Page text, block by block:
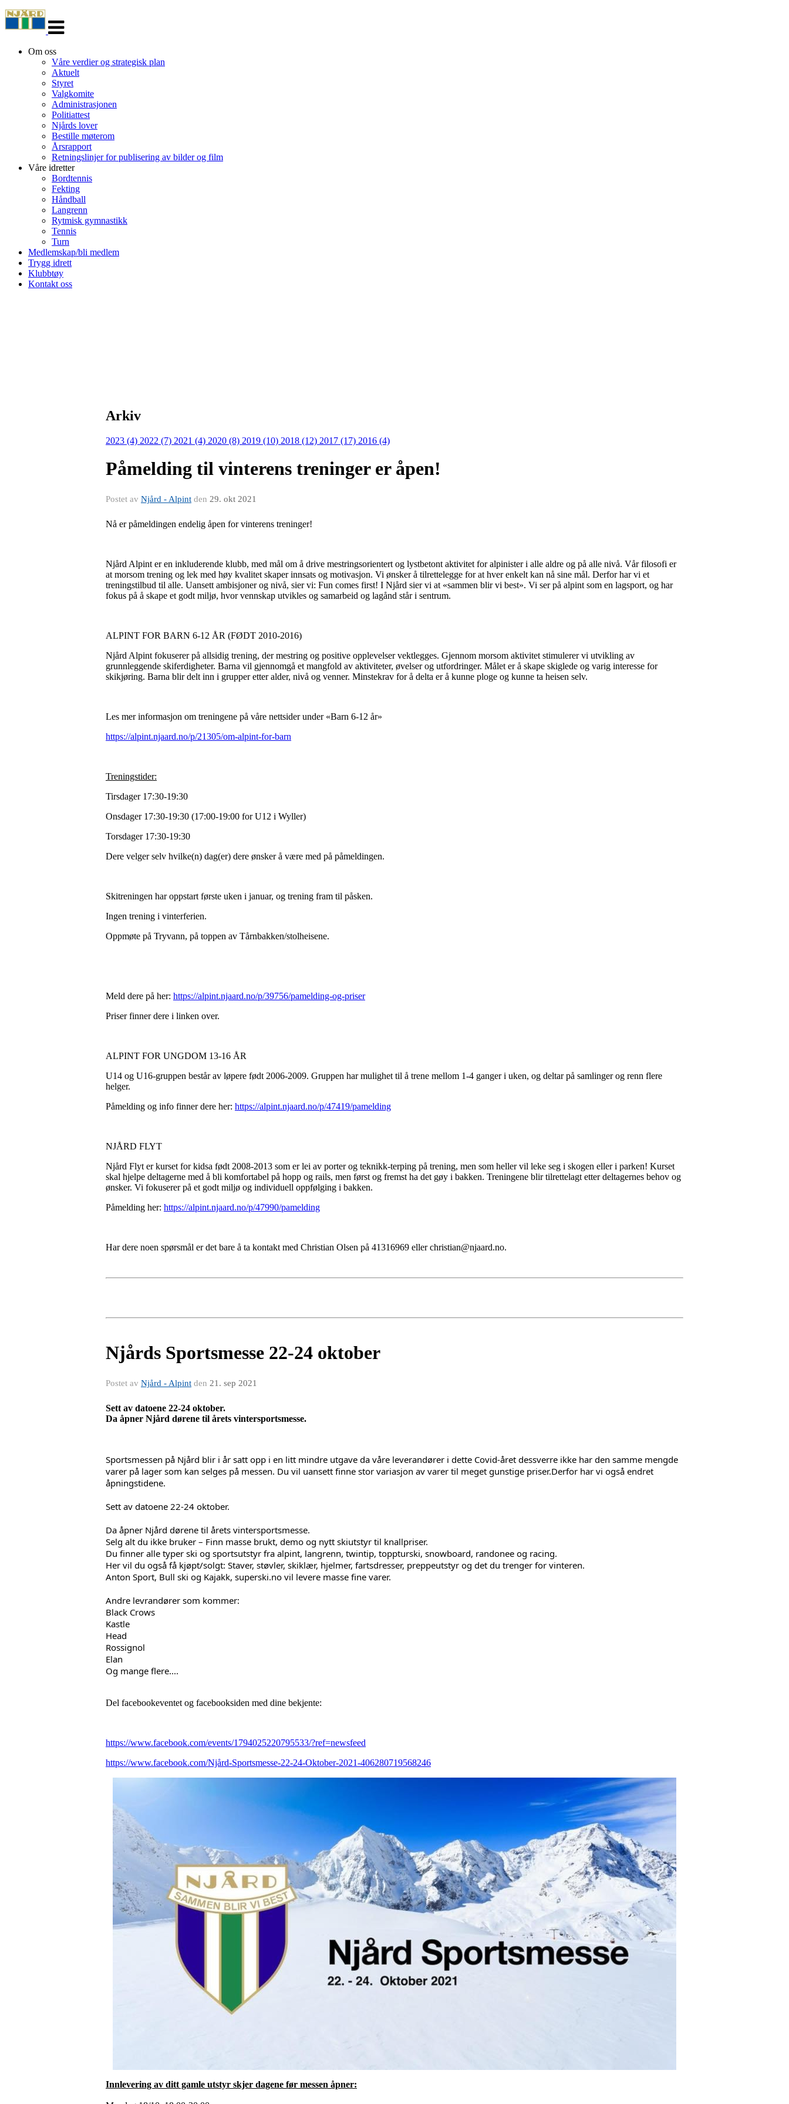
navigasjon
Om oss
Våre verdier og strategisk plan
Aktuelt
Styret
Valgkomite
Administrasjonen
Politiattest
Njårds lover
Bestille møterom
Årsrapport
Retningslinjer for publisering av bilder og film
Våre idretter
Bordtennis
Fekting
Håndball
Langrenn
Rytmisk gymnastikk
Tennis
Turn
Medlemskap/bli medlem
Trygg idrett
Klubbtøy
Kontakt oss
Arkiv
2023 (4) 2022 (7) 2021 (4) 2020 (8) 2019 (10) 2018 (12) 2017 (17) 2016 (4)
Påmelding til vinterens treninger er åpen!
Postet av Njård - Alpint den 29. okt 2021
Nå er påmeldingen endelig åpen for vinterens treninger!
Njård Alpint er en inkluderende klubb, med mål om å drive mestringsorientert og lystbetont aktivitet for alpinister i alle aldre og på alle nivå. Vår filosofi er
at morsom trening og lek med høy kvalitet skaper innsats og motivasjon. Vi ønsker å tilrettelegge for at hver enkelt kan nå sine mål. Derfor har vi et
treningstilbud til alle. Uansett ambisjoner og nivå, sier vi: Fun comes first! I Njård sier vi at «sammen blir vi best». Vi ser på alpint som en lagsport, og har
fokus på å skape et godt miljø, hvor vennskap utvikles og samarbeid og lagånd står i sentrum.
ALPINT FOR BARN 6-12 ÅR (FØDT 2010-2016)
Njård Alpint fokuserer på allsidig trening, der mestring og positive opplevelser vektlegges. Gjennom morsom aktivitet stimulerer vi utvikling av
grunnleggende skiferdigheter. Barna vil gjennomgå et mangfold av aktiviteter, øvelser og utfordringer. Målet er å skape skiglede og varig interesse for
skikjøring. Barna blir delt inn i grupper etter alder, nivå og venner. Minstekrav for å delta er å kunne ploge og kunne ta heisen selv.
Les mer informasjon om treningene på våre nettsider under «Barn 6-12 år»
https://alpint.njaard.no/p/21305/om-alpint-for-barn
Treningstider:
Tirsdager 17:30-19:30
Onsdager 17:30-19:30 (17:00-19:00 for U12 i Wyller)
Torsdager 17:30-19:30
Dere velger selv hvilke(n) dag(er) dere ønsker å være med på påmeldingen.
Skitreningen har oppstart første uken i januar, og trening fram til påsken.
Ingen trening i vinterferien.
Oppmøte på Tryvann, på toppen av Tårnbakken/stolheisene.
Meld dere på her: https://alpint.njaard.no/p/39756/pamelding-og-priser
Priser finner dere i linken over.
ALPINT FOR UNGDOM 13-16 ÅR
U14 og U16-gruppen består av løpere født 2006-2009. Gruppen har mulighet til å trene mellom 1-4 ganger i uken, og deltar på samlinger og renn flere
helger.
Påmelding og info finner dere her: https://alpint.njaard.no/p/47419/pamelding
NJÅRD FLYT
Njård Flyt er kurset for kidsa født 2008-2013 som er lei av porter og teknikk-terping på trening, men som heller vil leke seg i skogen eller i parken! Kurset
skal hjelpe deltagerne med å bli komfortabel på hopp og rails, men først og fremst ha det gøy i bakken. Treningene blir tilrettelagt etter deltagernes behov og
ønsker. Vi fokuserer på et godt miljø og individuell oppfølging i bakken.
Påmelding her: https://alpint.njaard.no/p/47990/pamelding
Har dere noen spørsmål er det bare å ta kontakt med Christian Olsen på 41316969 eller christian@njaard.no.
Njårds Sportsmesse 22-24 oktober
Postet av Njård - Alpint den 21. sep 2021
Sett av datoene 22-24 oktober.
Da åpner Njård dørene til årets vintersportsmesse.
Sportsmessen på Njård blir i år satt opp i en litt mindre utgave da våre leverandører i dette Covid-året dessverre ikke har den samme mengde
varer på lager som kan selges på messen. Du vil uansett finne stor variasjon av varer til meget gunstige priser.Derfor har vi også endret
åpningstidene.
Sett av datoene 22-24 oktober.
Da åpner Njård dørene til årets vintersportsmesse.
Selg alt du ikke bruker – Finn masse brukt, demo og nytt skiutstyr til knallpriser.
Du finner alle typer ski og sportsutstyr fra alpint, langrenn, twintip, toppturski, snowboard, randonee og racing.
Her vil du også få kjøpt/solgt: Staver, støvler, skiklær, hjelmer, fartsdresser, preppeutstyr og det du trenger for vinteren.
Anton Sport, Bull ski og Kajakk, superski.no vil levere masse fine varer.
Andre levrandører som kommer:
Black Crows
Kastle
Head
Rossignol
Elan
Og mange flere....
Del facebookeventet og facebooksiden med dine bekjente:
https://www.facebook.com/events/1794025220795533/?ref=newsfeed
https://www.facebook.com/Njård-Sportsmesse-22-24-Oktober-2021-406280719568246
Innlevering av ditt gamle utstyr skjer dagene før messen åpner: